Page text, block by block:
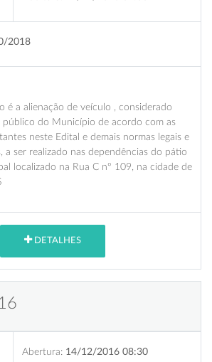
2018
é a alienação de veículo , considerado
público do Município de acordo com as
neste Edital e demais normas legais e
a ser realizado nas dependências do pátio
localizado na Rua C nº 109, na cidade de
DETALHES
Abertura: 14/12/2016 08:30